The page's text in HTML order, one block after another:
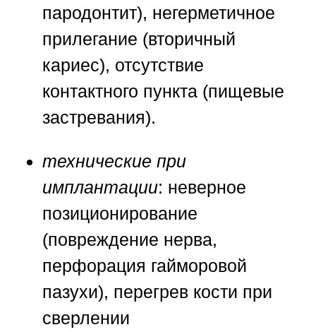
пародонтит), негерметичное
прилегание (вторичный
кариес), отсутствие
контактного пункта (пищевые
застревания).
технические при
имплантации: неверное
позиционирование
(повреждение нерва,
перфорация гайморовой
пазухи), перегрев кости при
сверлении